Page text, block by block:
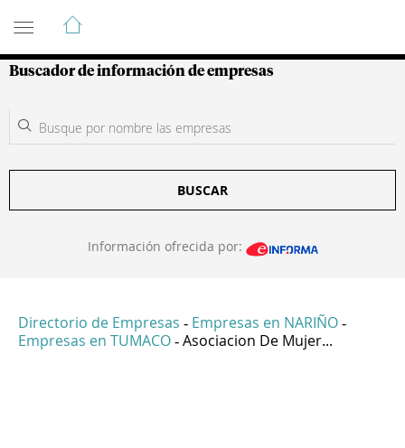
Guía de Empresas Colombianas
Buscador de información de empresas
BUSCAR
Información ofrecida por:
Directorio de Empresas - Empresas en NARIÑO -
Empresas en TUMACO - Asociacion De Mujer...